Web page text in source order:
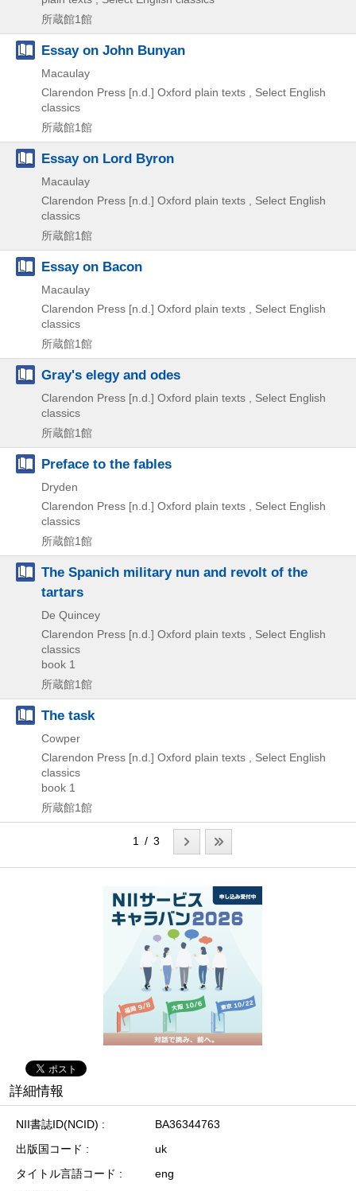
所蔵館1館
Essay on John Bunyan
Macaulay
Clarendon Press [n.d.] Oxford plain texts , Select English
classics
所蔵館1館
Essay on Lord Byron
Macaulay
Clarendon Press [n.d.] Oxford plain texts , Select English
classics
所蔵館1館
Essay on Bacon
Macaulay
Clarendon Press [n.d.] Oxford plain texts , Select English
classics
所蔵館1館
Gray's elegy and odes
Clarendon Press [n.d.] Oxford plain texts , Select English
classics
所蔵館1館
Preface to the fables
Dryden
Clarendon Press [n.d.] Oxford plain texts , Select English
classics
所蔵館1館
The Spanich military nun and revolt of the
tartars
De Quincey
Clarendon Press [n.d.] Oxford plain texts , Select English
classics
book 1
所蔵館1館
The task
Cowper
Clarendon Press [n.d.] Oxford plain texts , Select English
classics
book 1
所蔵館1館
1 / 3
詳細情報
NII書誌ID(NCID)
BA36344763
出版国コード
uk
タイトル言語コード
eng